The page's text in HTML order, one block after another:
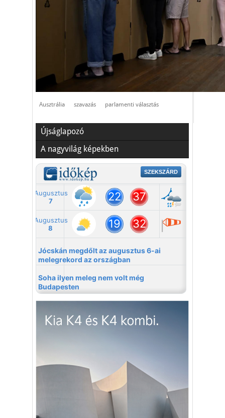
Ausztrália szavazás parlamenti választás
Újságlapozó
A nagyvilág képekben